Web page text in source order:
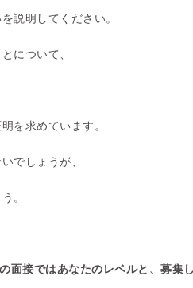
説明してください。
について、
を求めています。
でしょうが、
。
面接ではあなたのレベルと、募集